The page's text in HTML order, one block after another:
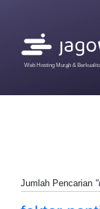
Web Hosting Murah &
Jumlah Pencarian